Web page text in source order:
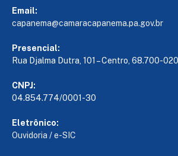
Email:
capanema@camaracapanema.pa.gov.br
Presencial:
Rua Djalma Dutra, 101 – Centro, 68.700-020
CNPJ:
04.854.774/0001-30
Eletrônico:
Ouvidoria /e-SIC